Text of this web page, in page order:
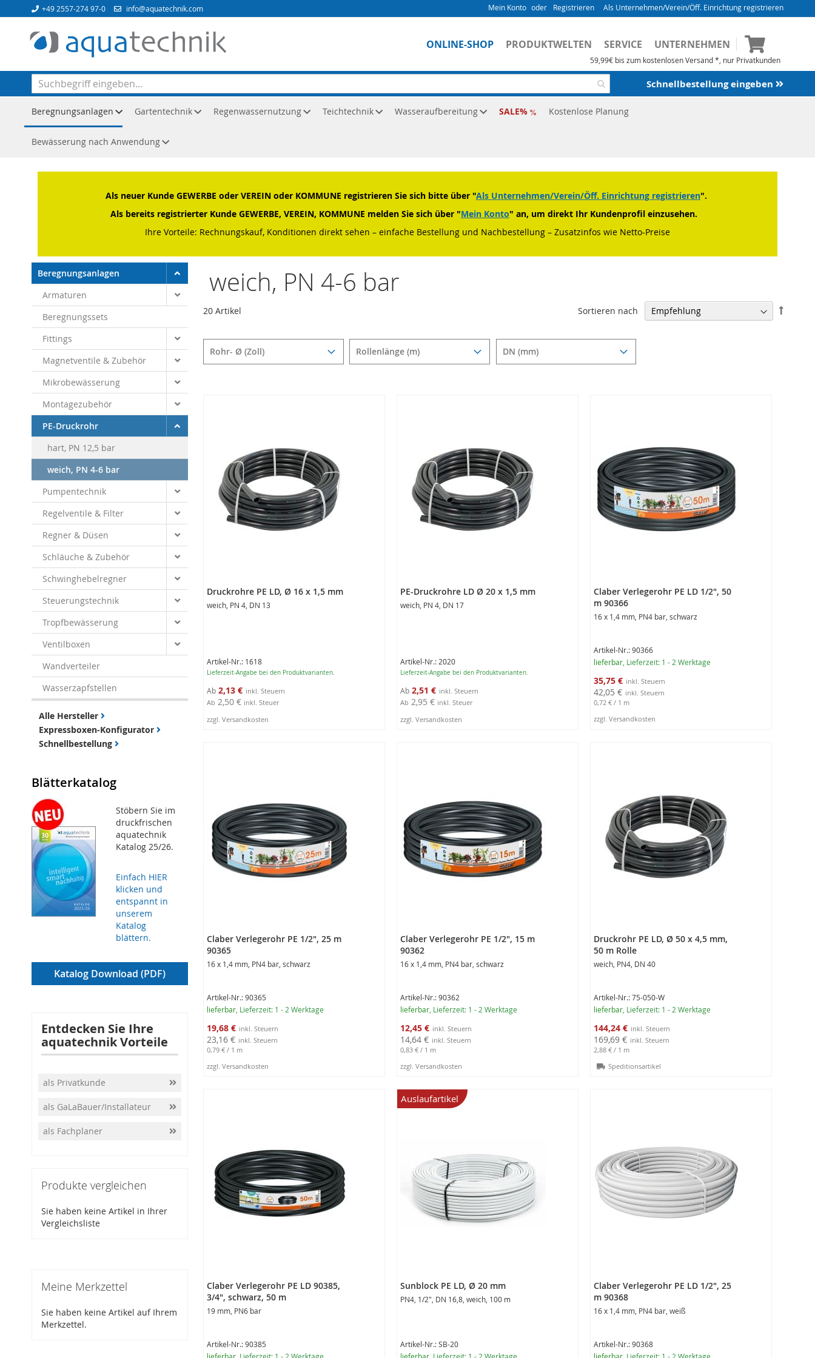
+49 2557-274 97-0 info@aquatechnik.com
Direkt
zum
Inhalt
Als Unternehmen/Verein/Öff. Einrichtung registrieren
Mein Konto Registrieren
ONLINE-SHOP PRODUKTWELTEN SERVICE UNTERNEHMEN
59,99€ bis zum kostenlosen Versand *, nur Privatkunden
Mein
Schnellbestellung eingeben
Beregnungsanlagen Gartentechnik Regenwassernutzung Teichtechnik Wasseraufbereitung SALE Kostenlose Planung
Bewässerung nach Anwendung
Startseite Beregnungsanlagen
Als neuer Kunde GEWERBE oder VEREIN oder KOMMUNE registrieren Sie sich bitte über "Als Unternehmen/Verein/Öff. Einrichtung registrieren".
Als bereits registrierter Kunde GEWERBE, VEREIN, KOMMUNE melden Sie sich über "Mein Konto" an, um direkt Ihr Kundenprofil einzusehen.
Ihre Vorteile: Rechnungskauf, Konditionen direkt sehen – einfache Bestellung und Nachbestellung – Zusatzinfos wie Netto-Preise
weich, PN 4-6 bar
20 Artikel Sortieren nach
In
Rohr- Ø (Zoll)
Rollenlänge (m) DN (mm)
Druckrohre PE LD, Ø 16 x 1,5 mm
weich, PN 4, DN 13
Artikel-Nr.: 1618
Lieferzeit-Angabe bei den Produktvarianten.
Ab 2,13 €
Ab 2,50 € inkl. Steuer
zzgl. Versandkosten
PE-Druckrohre LD Ø 20 x 1,5 mm
weich, PN 4, DN 17
Artikel-Nr.: 2020
Lieferzeit-Angabe bei den Produktvarianten.
Ab 2,51 €
Ab 2,95 € inkl. Steuer
zzgl. Versandkosten
Claber Verlegerohr PE LD 1/2", 50
m 90366
16 x 1,4 mm, PN4 bar, schwarz
Artikel-Nr.: 90366
lieferbar , Lieferzeit: 1 - 2 Werktage
Sonderangebot
35,75 €
42,05 €
0,72 € / 1 m
zzgl. Versandkosten
Claber Verlegerohr PE 1/2", 25 m
90365
16 x 1,4 mm, PN4 bar, schwarz
Artikel-Nr.: 90365
lieferbar , Lieferzeit: 1 - 2 Werktage
Sonderangebot
19,68 €
23,16 €
0,79 € / 1 m
zzgl. Versandkosten
Claber Verlegerohr PE 1/2", 15 m
90362
16 x 1,4 mm, PN4 bar, schwarz
Artikel-Nr.: 90362
lieferbar , Lieferzeit: 1 - 2 Werktage
Sonderangebot
12,45 €
14,64 €
0,83 € / 1 m
zzgl. Versandkosten
Druckrohr PE LD, Ø 50 x 4,5 mm,
50 m Rolle
weich, PN4, DN 40
Artikel-Nr.: 75-050-W
lieferbar , Lieferzeit: 1 - 2 Werktage
Sonderangebot
144,24 €
169,69 €
2,88 € / 1 m
Speditionsartikel
Claber Verlegerohr PE LD 90385,
3/4", schwarz, 50 m
19 mm, PN6 bar
Artikel-Nr.: 90385
Auslaufartikel
Sunblock PE LD, Ø 20 mm
PN4, 1/2", DN 16,8, weich, 100 m
Artikel-Nr.: SB-20
Claber Verlegerohr PE LD 1/2", 25
m 90368
16 x 1,4 mm, PN4 bar, weiß
Artikel-Nr.: 90368
Beregnungsanlagen
Armaturen
Beregnungssets
Fittings
Magnetventile & Zubehör
Mikrobewässerung
Montagezubehör
PE-Druckrohr
hart, PN 12,5 bar
weich, PN 4-6 bar
Pumpentechnik
Regelventile & Filter
Regner & Düsen
Schläuche & Zubehör
Schwinghebelregner
Steuerungstechnik
Tropfbewässerung
Ventilboxen
Wandverteiler
Wasserzapfstellen
Alle Hersteller
Expressboxen-Konfigurator
Schnellbestellung
Blätterkatalog
Stöbern Sie im
druckfrischen
aquatechnik
Katalog 25/26.
Einfach HIER
klicken und
entspannt in
unserem
Katalog
blättern.
Katalog Download (PDF)
Entdecken Sie Ihre
aquatechnik Vorteile
als Privatkunde
als GaLaBauer/Installateur
als Fachplaner
Produkte vergleichen
Sie haben keine Artikel in Ihrer
Vergleichsliste
Meine Merkzettel
Sie haben keine Artikel auf Ihrem
Merkzettel.